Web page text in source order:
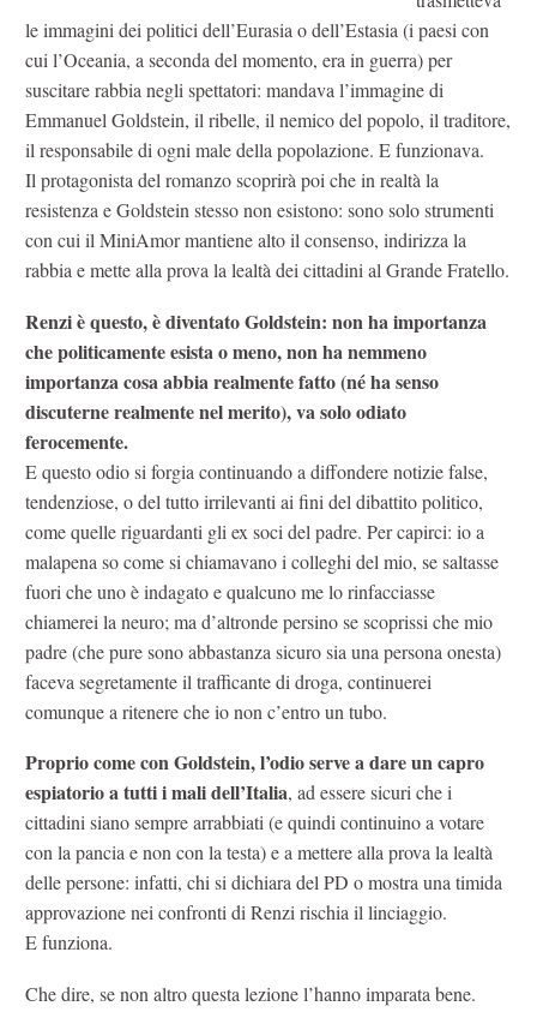
le immagini dei politici dell’Eurasia o dell’Estasia (i paesi con
cui l’Oceania, a seconda del momento, era in guerra) per
suscitare rabbia negli spettatori: mandava l’immagine di
Emmanuel Goldstein, il ribelle, il nemico del popolo, il traditore,
il responsabile di ogni male della popolazione. E funzionava.
Il protagonista del romanzo scoprirà poi che in realtà la
resistenza e Goldstein stesso non esistono: sono solo strumenti
con cui il MiniAmor mantiene alto il consenso, indirizza la
rabbia e mette alla prova la lealtà dei cittadini al Grande Fratello.
Renzi è questo, è diventato Goldstein: non ha importanza
che politicamente esista o meno, non ha nemmeno
importanza cosa abbia realmente fatto (né ha senso
discuterne realmente nel merito), va solo odiato
ferocemente.
E questo odio si forgia continuando a diffondere notizie false,
tendenziose, o del tutto irrilevanti ai fini del dibattito politico,
come quelle riguardanti gli ex soci del padre. Per capirci: io a
malapena so come si chiamavano i colleghi del mio, se saltasse
fuori che uno è indagato e qualcuno me lo rinfacciasse
chiamerei la neuro; ma d’altronde persino se scoprissi che mio
padre (che pure sono abbastanza sicuro sia una persona onesta)
faceva segretamente il trafficante di droga, continuerei
comunque a ritenere che io non c’entro un tubo.
Proprio come con Goldstein, l’odio serve a dare un capro
espiatorio a tutti i mali dell’Italia, ad essere sicuri che i
cittadini siano sempre arrabbiati (e quindi continuino a votare
con la pancia e non con la testa) e a mettere alla prova la lealtà
delle persone: infatti, chi si dichiara del PD o mostra una timida
approvazione nei confronti di Renzi rischia il linciaggio.
E funziona.
Che dire, se non altro questa lezione l’hanno imparata bene.